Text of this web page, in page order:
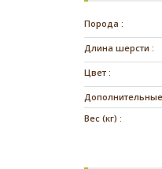
Порода :
Длина шерсти :
Цвет :
Вес (кг) :